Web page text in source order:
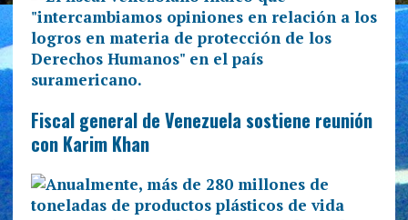
Fiscal general de Venezuela sostiene reunión
con Karim Khan